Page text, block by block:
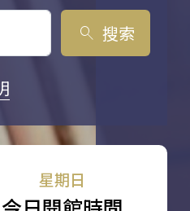
search 搜索
星期日